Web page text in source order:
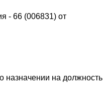
- 66 (006831) от
назначении на должность